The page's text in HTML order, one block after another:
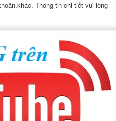
Thông tin chi tiết vui lòng